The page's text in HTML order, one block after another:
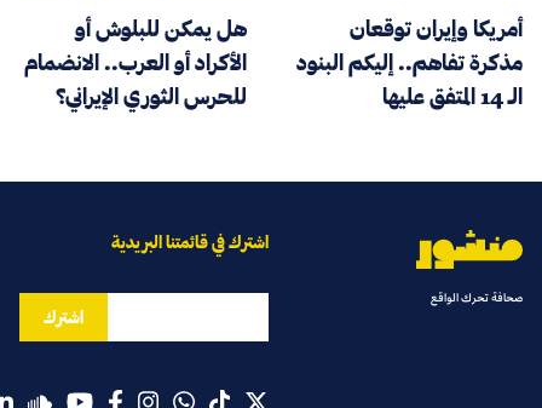
أمريكا وإيران توقعان
مذكرة تفاهم.. إليكم البنود
الـ 14 المتفق عليها
هل يمكن للبلوش أو
الأكراد أو العرب.. الانضمام
للحرس الثوري الإيراني؟
صحافة تحرك الواقع
اشترك في قائمتنا البريدية
اشترك